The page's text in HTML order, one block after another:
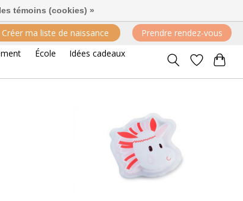
Créer ma liste de naissance
Prendre rendez-vous
École
Idées cadeaux
4 produits Trier par Les plus vus
témoins (cookies) »